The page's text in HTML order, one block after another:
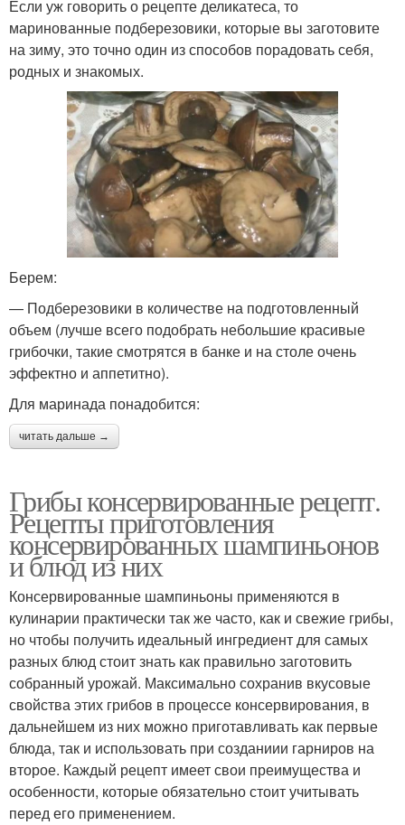
Если уж говорить о рецепте деликатеса, то
маринованные подберезовики, которые вы заготовите
на зиму, это точно один из способов порадовать себя,
родных и знакомых.
Берем:
— Подберезовики в количестве на подготовленный
объем (лучше всего подобрать небольшие красивые
грибочки, такие смотрятся в банке и на столе очень
эффектно и аппетитно).
Для маринада понадобится:
читать дальше →
Грибы консервированные рецепт.
Рецепты приготовления
консервированных шампиньонов
и блюд из них
Консервированные шампиньоны применяются в
кулинарии практически так же часто, как и свежие грибы,
но чтобы получить идеальный ингредиент для самых
разных блюд стоит знать как правильно заготовить
собранный урожай. Максимально сохранив вкусовые
свойства этих грибов в процессе консервирования, в
дальнейшем из них можно приготавливать как первые
блюда, так и использовать при созданиии гарниров на
второе. Каждый рецепт имеет свои преимущества и
особенности, которые обязательно стоит учитывать
перед его применением.